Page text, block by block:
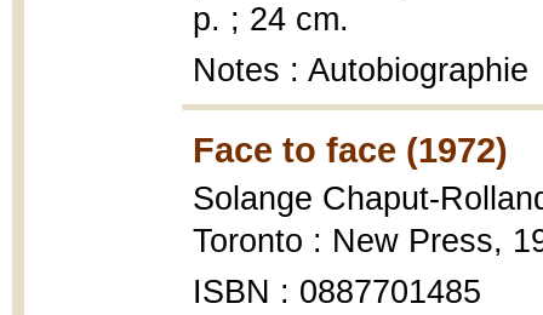
p. ; 24 cm.
Notes : Autobiographie
Face to face (1972)
Solange Chaput-
Toronto : New Press,
ISBN : 0887701485